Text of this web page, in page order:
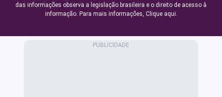
das informações observa a legislação brasileira e o direito de acesso à
informação. Para mais informações, Clique aqui.